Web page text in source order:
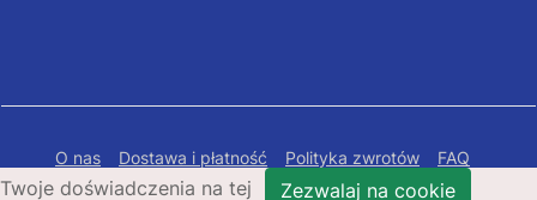
O nas Dostawa i płatność Polityka zwrotów
FAQ
Polityka prywatności
Mapa Strony
Twoje doświadczenia na tej Zezwalaj na cookie